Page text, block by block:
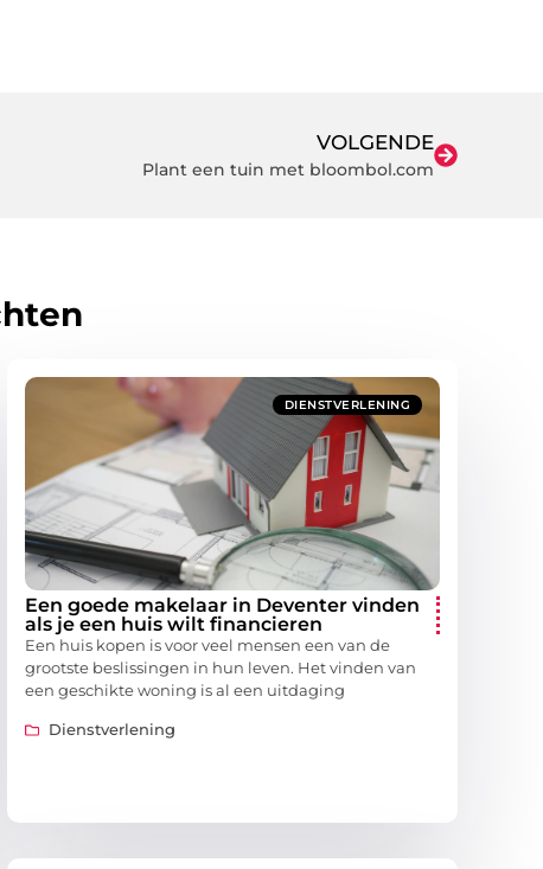
VOLGENDE
Plant een tuin met bloombol.com
DIENSTVERLENING
Een goede makelaar in Deventer vinden
als je een huis wilt financieren
Een huis kopen is voor veel mensen een van de
grootste beslissingen in hun leven. Het vinden van
een geschikte woning is al een uitdaging
Dienstverlening